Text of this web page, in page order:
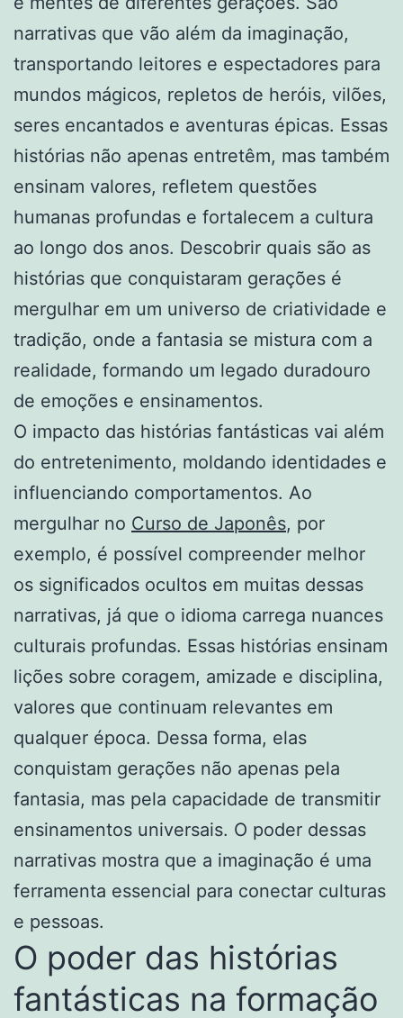
narrativas que vão além da imaginação,
transportando leitores e espectadores para
mundos mágicos, repletos de heróis, vilões,
seres encantados e aventuras épicas. Essas
histórias não apenas entretêm, mas também
ensinam valores, refletem questões
humanas profundas e fortalecem a cultura
ao longo dos anos. Descobrir quais são as
histórias que conquistaram gerações é
mergulhar em um universo de criatividade e
tradição, onde a fantasia se mistura com a
realidade, formando um legado duradouro
de emoções e ensinamentos.
O impacto das histórias fantásticas vai além
do entretenimento, moldando identidades e
influenciando comportamentos. Ao
mergulhar no Curso de Japonês, por
exemplo, é possível compreender melhor
os significados ocultos em muitas dessas
narrativas, já que o idioma carrega nuances
culturais profundas. Essas histórias ensinam
lições sobre coragem, amizade e disciplina,
valores que continuam relevantes em
qualquer época. Dessa forma, elas
conquistam gerações não apenas pela
fantasia, mas pela capacidade de transmitir
ensinamentos universais. O poder dessas
narrativas mostra que a imaginação é uma
ferramenta essencial para conectar culturas
e pessoas.
O poder das histórias
fantásticas na formação